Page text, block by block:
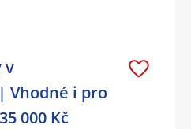
v
Vhodné i pro
000 Kč